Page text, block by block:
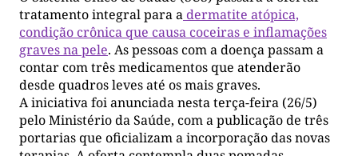
tratamento integral para a dermatite atópica,
condição crônica que causa coceiras e inflamações
graves na pele. As pessoas com a doença passam a
contar com três medicamentos que atenderão
desde quadros leves até os mais graves.
A iniciativa foi anunciada nesta terça-feira (26/5)
pelo Ministério da Saúde, com a publicação de três
portarias que oficializam a incorporação das novas